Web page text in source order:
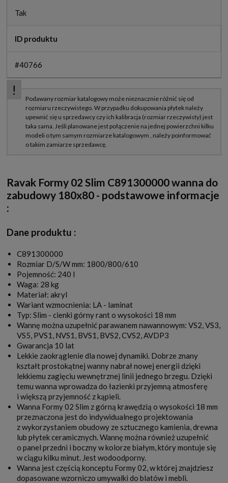
Tak
ID produktu
#40766
Ravak Formy 02 Slim C891300000 wanna do
zabudowy 180x80 - podstawowe informacje
:
Dane produktu :
C891300000
Rozmiar D/S/W mm: 1800/800/610
Pojemność: 240 l
Waga: 28 kg
Materiał: akryl
Wariant wzmocnienia: LA - laminat
Typ: Slim - cienki górny rant o wysokości 18 mm
Wannę można uzupełnić parawanem nawannowym: VS2, VS3,
VS5, PVS1, NVS1, BVS1, BVS2, CVS2, AVDP3
Gwarancja 10 lat
Lekkie zaokrąglenie dla nowej dynamiki. Dobrze znany
kształt prostokątnej wanny nabrał nowej energii dzięki
lekkiemu zagięciu wewnętrznej linii jednego brzegu. Dzięki
temu wanna wprowadza do łazienki przyjemną atmosferę
i większą przyjemność z kąpieli.
Wanna Formy 02 Slim z górną krawędzią o wysokości 18 mm
przeznaczona jest do indywidualnego projektowania
z wykorzystaniem obudowy ze sztucznego kamienia, drewna
lub płytek ceramicznych. Wannę można również uzupełnić
o panel przedni i boczny w kolorze białym, który montuje się
w ciągu kilku minut. Jest wodoodporny.
Wanna jest częścią konceptu Formy 02, w której znajdziesz
dopasowane wzorniczo umywalki do blatów i mebli.